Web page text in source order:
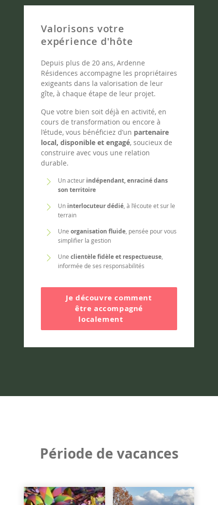
Valorisons votre
expérience d'hôte
Depuis plus de 20 ans, Ardenne
Résidences accompagne les propriétaires
exigeants dans la valorisation de leur
gîte, à chaque étape de leur projet.
Que votre bien soit déjà en activité, en
cours de transformation ou encore à
l’étude, vous bénéficiez d’un partenaire
local, disponible et engagé, soucieux de
construire avec vous une relation
durable.
Unacteur indépendant, enraciné dans
son territoire
Un interlocuteur dédié , à l’écoute et sur le
terrain
Une organisation fluide , pensée pour vous
simplifier la gestion
Une clientèle fidèle et respectueuse
informée de ses responsabilités
Je découvre comment
être accompagné
localement
Période de vacances